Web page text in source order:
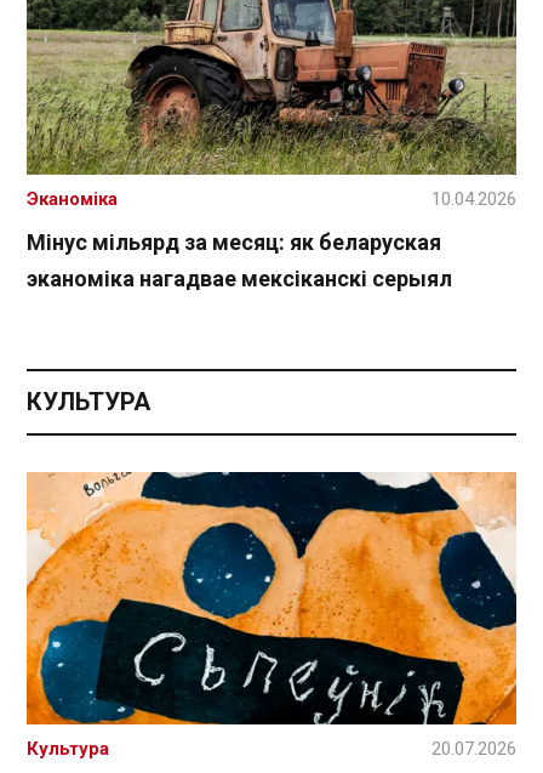
Мінус мільярд за месяц: як беларуская
эканоміка нагадвае мексіканскі серыял
Эканоміка 10.04.2026
КУЛЬТУРА
Культура 20.07.2026